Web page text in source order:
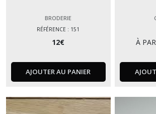
BRODERIE
RÉFÉRENCE : 151
12€
AJOUTER AU PANIER
À